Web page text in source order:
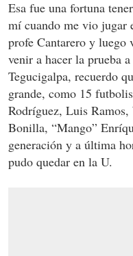
Esa fue una fortuna
mí cuando me vio jugar
profe Cantarero y luego
venir a hacer la prueba
Tegucigalpa, recuerdo
grande, como 15
Rodríguez, Luis
Bonilla, “Mango”
generación y a última
pudo quedar en la U.